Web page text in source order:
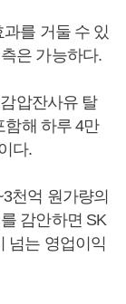
를 거둘 수 있
은 가능하다.
압잔사유 탈
함해 하루 4만
다.
천억 원가량의
감안하면 SK
넘는 영업이익